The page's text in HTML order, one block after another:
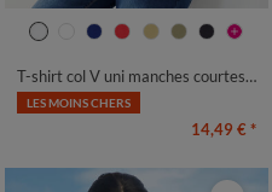
34/36 38/40 42/44
46/48
T-shirt col V uni manches courtes, coton
LES MOINS CHERS
14,49 € *